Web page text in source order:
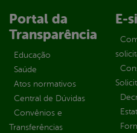
Portal da
Transparência
Educação
Saúde
Atos normativos
Central de Dúvidas
Convênios e
Transferências
E-